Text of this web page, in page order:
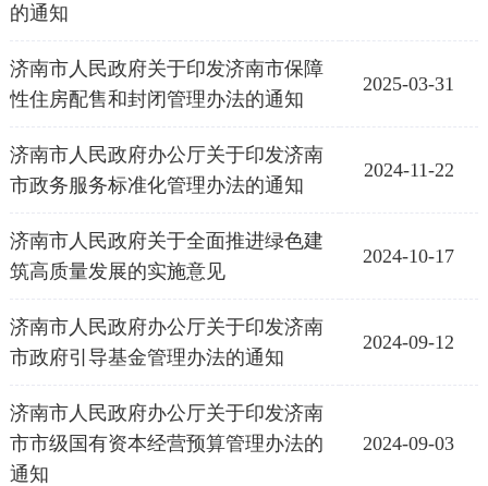
的通知
济南市人民政府关于印发济南市保障
性住房配售和封闭管理办法的通知
2025-03-31
济南市人民政府办公厅关于印发济南
市政务服务标准化管理办法的通知
2024-11-22
济南市人民政府关于全面推进绿色建
筑高质量发展的实施意见
2024-10-17
济南市人民政府办公厅关于印发济南
市政府引导基金管理办法的通知
2024-09-12
济南市人民政府办公厅关于印发济南
市市级国有资本经营预算管理办法的
通知
2024-09-03